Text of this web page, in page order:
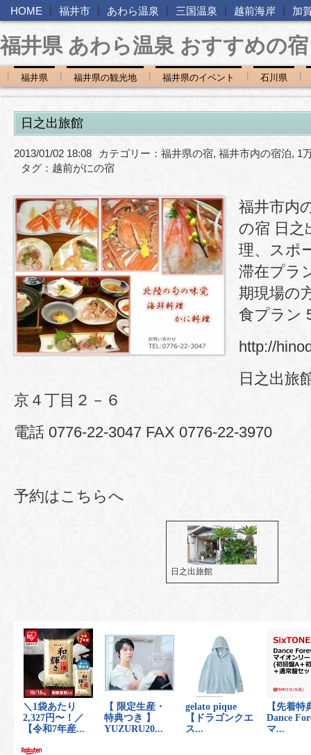
福井県 あわら温泉 おすすめの宿
HOME | 福井市 | あわら温泉 | 三国温泉 | 越前海岸 | 加
福井県 福井県の観光地 福井県のイベント 石川県
日之出旅館
2013/01/02 18:08 カテゴリー： 福井県の宿, 福井市内の宿泊, 1
タグ： 越前がにの宿
福井市内
の宿 日
理、スポ
滞在プラ
期現場の
食プラン
http://
日之出旅
京４丁目２－６
電話 0776-22-3047 FAX 0776-22-3970
予約はこちらへ
日之出旅館